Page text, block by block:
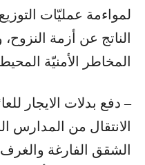
لمواءمة عمليّات
الناتج عن أزمة النزوح،
المخاطر الأمنيّة
– دفع بدلات الايجار
الانتقال من
الشقق الفارغة